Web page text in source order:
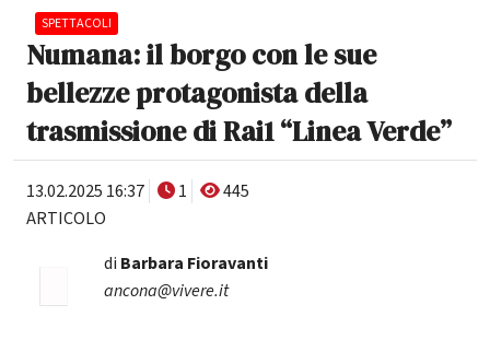
SPETTACOLI
Numana: il borgo con le sue
bellezze protagonista della
trasmissione di Rai1 “Linea Verde”
13.02.2025 16:37 1
445
ARTICOLO
di Barbara Fioravanti
ancona@vivere.it